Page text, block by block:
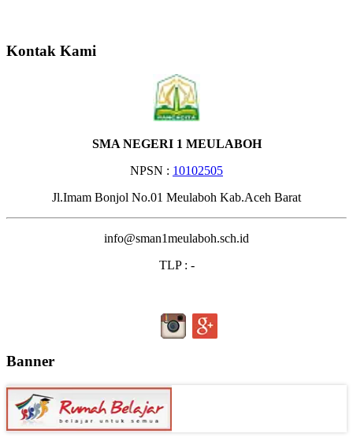
Kontak Kami
SMA NEGERI 1 MEULABOH
NPSN : 10102505
Jl.Imam Bonjol No.01 Meulaboh Kab.Aceh Barat
info@sman1meulaboh.sch.id
TLP : -
Banner